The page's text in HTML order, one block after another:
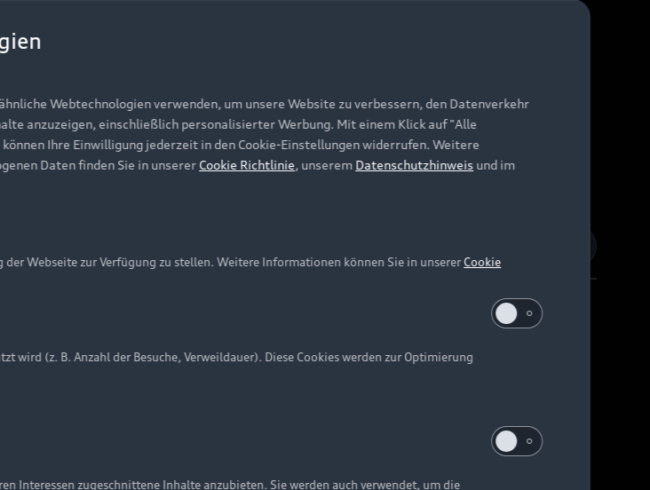
Einstellungen Cookie-Richtlinie Barrierefreiheit Digital Services Act
Abbildungen auf dieser Webseite kann abweichen.
Webtechnologien verwenden, um unsere Website zu verbessern, den Datenverkehr
anzuzeigen, einschließlich personalisierter Werbung. Mit einem Klick auf "Alle
Ihre Einwilligung jederzeit in den Cookie-Einstellungen widerrufen. Weitere
Daten finden Sie in unserer Cookie Richtlinie, unserem Datenschutzhinweis und im
Webseite zur Verfügung zu stellen. Weitere Informationen können Sie in unsererCookie
(z. B. Anzahl der Besuche, Verweildauer). Diese Cookies werden zur Optimierung
Interessen zugeschnittene Inhalte anzubieten. Sie werden auch verwendet, um die